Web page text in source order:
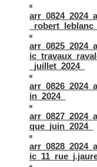
_juillet_2024_
in_2024_
que_juin_2024_